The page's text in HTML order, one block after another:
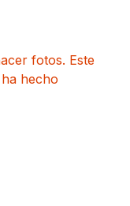
fotos. Este
hecho